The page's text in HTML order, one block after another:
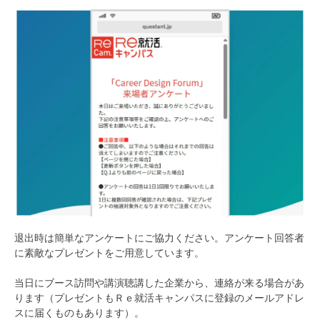
退出時は簡単なアンケートにご協力ください。アンケート回答者
に素敵なプレゼントをご用意しています。
当日にブース訪問や講演聴講した企業から、連絡が来る場合があ
ります（プレゼントもＲｅ就活キャンパスに登録のメールアドレ
スに届くものもあります）。